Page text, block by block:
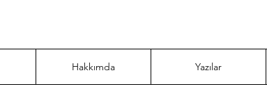
Hakkımda Yazılar